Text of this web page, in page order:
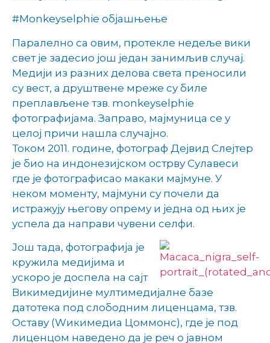
#Monkeyselphie објашњење
Паралелно са овим, протекле недеље вики
свет је задесио још један занимљив случај.
Медији из разних делова света преносили
су вест, а друштвене мреже су биле
преплављене тзв. monkeyselphie
фотографијама. Заправо, мајмуница се у
целој причи нашла случајно.
Током 2011. године, фотограф Дејвид Слејтер
је био на индонезијском острву Сулавеси
где је фотографисао макаки мајмуне. У
неком моменту, мајмуни су почели да
истражују његову опрему и једна од њих је
успела да направи чувени селфи.
Још тада, фотографија је
кружила медијима и
ускоро је доспела на сајт
Викимедијине мултимедијалне базе
датотека под слободним лиценцама, тзв.
Оставу (Wикимедиа Цоммонс), где је под
лиценцом наведено да је реч о јавном